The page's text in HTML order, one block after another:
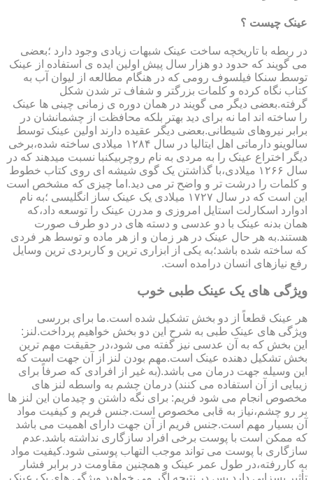
عینک چیست ؟
در ربطه با تاریخچه ساخت عینک شبهات زیادی وجود دارد ؛بعضی
می گویند که حدود دو هزار سال پیش اولین ایده ی استفاده از عینک
توسط سنکا فیلسوف رومی که در هنگام مطالعه از لیوان آب به
کتاب نگاه کرده و کلمات بزرگتر و شفاف تر شدن شکل
گرفته.بعضی دیگر می گویند در همان دوره ی زمانی چینی ها عینک
را ساخته اند اما نه برای دید بهتر بلکه محافظت از چشمانشان در
برابر نیروهای شیطانی.بعضی دیگر عقیده دارند اولین عینک توسط
سالوینو دارماتی اهل ایتالیا در سال ۱۲۸۴ میلادی ساخته شده،برخی
دیگر اختراع عینک را به مردی به نام روچربیکنبا نسبت میدهند که در
سال ۱۲۶۶ میلادی،با گذاشتن یک گوی شیشه ای روی کتاب خطوط
و کلمات را درشت تر و واضح تر می دید.اما چیزی که مشخص است
این است که در سال ۱۷۲۷ میلادی یک عینک ساز انگلیسی ؛به نام
ادوارد اسکارلت استایل امروزی و مدرن عینک را توسعه داد،که
همان بدنه عینک با دو عدسی و دسته های در دو طرف صورت
هستند.به هر حال عینک در هر زمان و از هر ماده و توسط هر فردی
که ساخته شده باشد؛به یکی از ابزاری ترین و کاربردی ترین وسایل
رفع نیازهای انسان درامده است.
ویژگی های یک عینک طبی خوب
هر عینک قطعاً از دو بخش تشکیل شده است.ما برای بررسی
ویژگی های عینک طبی به شرح این دو بخش خواهیم پرداخت.لنز:
این بخش که به آن عدسی نیز گفته می شود،در حقیقت مهم ترین
بخش تشکیل دهنده عینک است.مهم بودن لنز از آن جهت است که
این وسیله جهت درمان می باشد.(به غیر از افرادی که صرفاً برای
زیبایی از آن استفاده می کنند) درمان چشم به واسطه لنز های
مخصوص انجام می شود فریم: برای نگه داشتن و چیدمان این لنز ها
بر رو چشم،نیاز به قابی مخصوص است.جنس فریم و کیفیت مواد
آن بسیار مهم است.جنس فریم از آن جهت دارای اهمیت می باشد
که ممکن است با پوست برخی افراد سازگاری نداشته باشد.عدم
سازگاری با پوست می تواند موجب التهاب پوستی شود.کیفیت مواد
به کاررفته،در طول عمر عینک و همچنین مقاومت در برابر فشار